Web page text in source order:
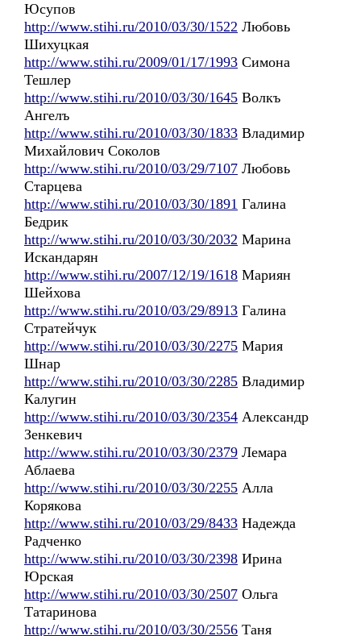
Юсупов
http://www.stihi.ru/2010/03/30/1522 Любовь
Шихуцкая
http://www.stihi.ru/2009/01/17/1993 Симона
Тешлер
http://www.stihi.ru/2010/03/30/1645 Волкъ
Ангелъ
http://www.stihi.ru/2010/03/30/1833 Владимир
Михайлович Соколов
http://www.stihi.ru/2010/03/29/7107 Любовь
Старцева
http://www.stihi.ru/2010/03/30/1891 Галина
Бедрик
http://www.stihi.ru/2010/03/30/2032 Марина
Искандарян
http://www.stihi.ru/2007/12/19/1618 Мариян
Шейхова
http://www.stihi.ru/2010/03/29/8913 Галина
Стратейчук
http://www.stihi.ru/2010/03/30/2275 Мария
Шнар
http://www.stihi.ru/2010/03/30/2285 Владимир
Калугин
http://www.stihi.ru/2010/03/30/2354 Александр
Зенкевич
http://www.stihi.ru/2010/03/30/2379 Лемара
Аблаева
http://www.stihi.ru/2010/03/30/2255 Алла
Корякова
http://www.stihi.ru/2010/03/29/8433 Надежда
Радченко
http://www.stihi.ru/2010/03/30/2398 Ирина
Юрская
http://www.stihi.ru/2010/03/30/2507 Ольга
Татаринова
http://www.stihi.ru/2010/03/30/2556 Таня